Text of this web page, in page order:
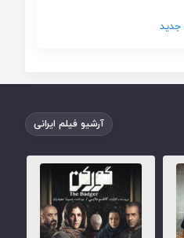
جدید
آرشیو فیلم ایرانی